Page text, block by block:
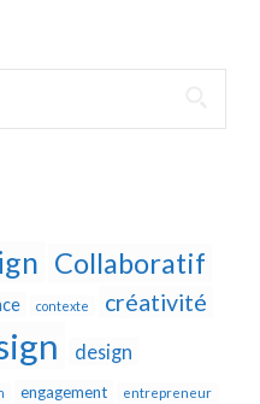
Collaboratif
contexte créativité
design
engagement entrepreneur